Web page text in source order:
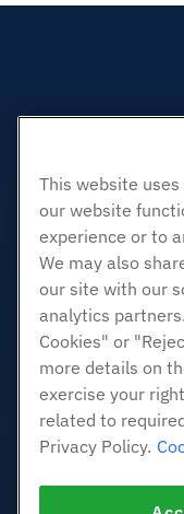
This website
our website
experience or to
We may also
our site with our
analytics
Cookies" or
more details on
exercise your
related to
Privacy Policy.